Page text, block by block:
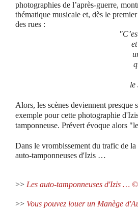
photographies de l’après-guerre,
thématique musicale et, dès le
des rues :
le
Alors, les scènes deviennent presque
exemple pour cette photographie
tamponneuse. Prévert évoque alors
Dans le vrombissement du trafic de
auto-tamponneuses d'Izis …
>> Les auto-tamponneuses d'Izis …
>> Vous pouvez louer un Manège